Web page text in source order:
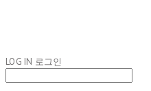
LOG IN 로그인